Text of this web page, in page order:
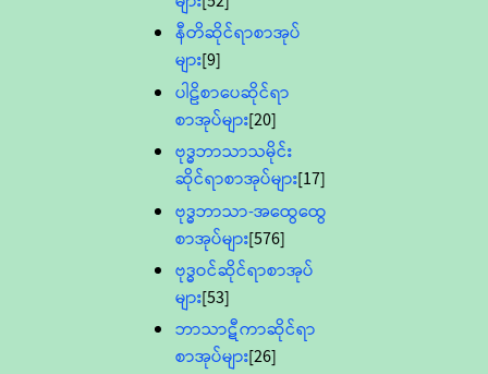
နီတိဆိုင်ရာစာအုပ်
များ[9]
ပါဠိစာပေဆိုင်ရာ
စာအုပ်များ[20]
ဗုဒ္ဓဘာသာသမိုင်း
ဆိုင်ရာစာအုပ်များ[17]
ဗုဒ္ဓဘာသာ-အထွေထွေ
စာအုပ်များ[576]
ဗုဒ္ဓဝင်ဆိုင်ရာစာအုပ်
များ[53]
ဘာသာဋီကာဆိုင်ရာ
စာအုပ်များ[26]